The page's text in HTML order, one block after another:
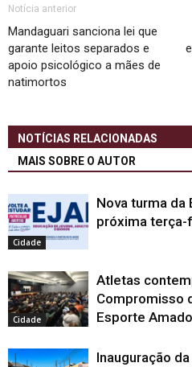
Notícia anterior
Mandaguari sanciona lei que
garante leitos separados e
apoio psicológico a mães de
natimortos
NOTÍCIAS RELACIONADAS
MAIS SOBRE O AUTOR
Cidade
Nova turma da
próxima terça-
Cidade
Atletas
Compromisso
Esporte
Inauguração